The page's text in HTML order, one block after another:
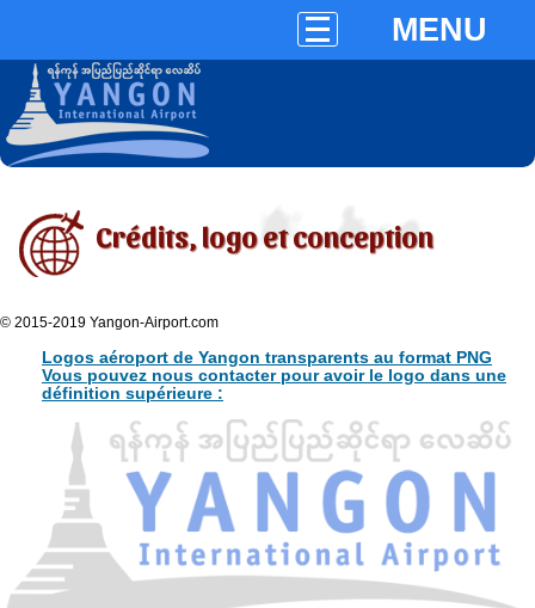
MENU
Crédits, logo et conception
© 2015-2019 Yangon-Airport.com
Logos aéroport de Yangon transparents au format PNG
Vous pouvez nous contacter pour avoir le logo dans une
définition supérieure :